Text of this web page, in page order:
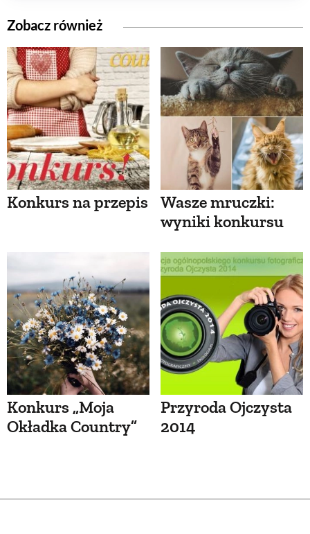
Zobacz również
Konkurs na przepis
Wasze mruczki:
wyniki konkursu
Konkurs „Moja
Okładka Country”
Przyroda Ojczysta
2014